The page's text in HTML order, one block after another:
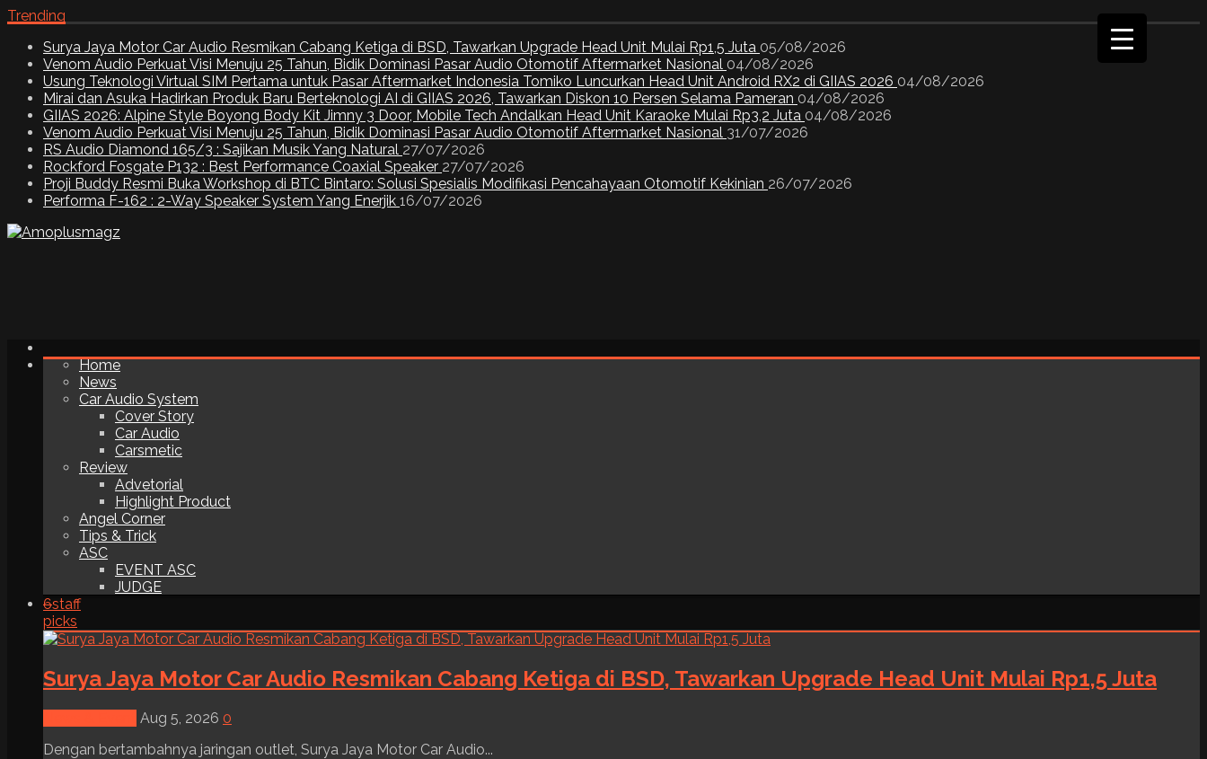
Trending
Surya Jaya Motor Car Audio Resmikan Cabang Ketiga di BSD, Tawarkan Upgrade Head Unit Mulai Rp1,5 Juta 05/08/2026
Venom Audio Perkuat Visi Menuju 25 Tahun, Bidik Dominasi Pasar Audio Otomotif Aftermarket Nasional 04/08/2026
Usung Teknologi Virtual SIM Pertama untuk Pasar Aftermarket Indonesia Tomiko Luncurkan Head Unit Android RX2 di GIIAS 2026 04/08/2026
Mirai dan Asuka Hadirkan Produk Baru Berteknologi AI di GIIAS 2026, Tawarkan Diskon 10 Persen Selama Pameran 04/08/2026
GIIAS 2026: Alpine Style Boyong Body Kit Jimny 3 Door, Mobile Tech Andalkan Head Unit Karaoke Mulai Rp3,2 Juta 04/08/2026
Venom Audio Perkuat Visi Menuju 25 Tahun, Bidik Dominasi Pasar Audio Otomotif Aftermarket Nasional 31/07/2026
RS Audio Diamond 165/3 : Sajikan Musik Yang Natural 27/07/2026
Rockford Fosgate P132 : Best Performance Coaxial Speaker 27/07/2026
Proji Buddy Resmi Buka Workshop di BTC Bintaro: Solusi Spesialis Modifikasi Pencahayaan Otomotif Kekinian 26/07/2026
Performa F-162 : 2-Way Speaker System Yang Enerjik 16/07/2026
Home
News
Car Audio System
Cover Story
Car Audio
Carsmetic
Review
Advetorial
Highlight Product
Angel Corner
Tips & Trick
ASC
EVENT ASC
JUDGE
6staff
picks
Surya Jaya Motor Car Audio Resmikan Cabang Ketiga di BSD, Tawarkan Upgrade Head Unit Mulai Rp1,5 Juta
Aug 5, 2026 0
Dengan bertambahnya jaringan outlet, Surya Jaya Motor Car Audio...